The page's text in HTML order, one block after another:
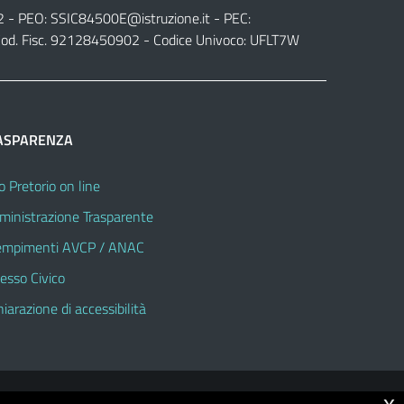
- PEO:SSIC84500E@istruzione.it- PEC:
Fisc. 92128450902 - Codice Univoco: UFLT7W
Pretorio on line
Trasparente
AVCP / ANAC
Civico
di accessibilità